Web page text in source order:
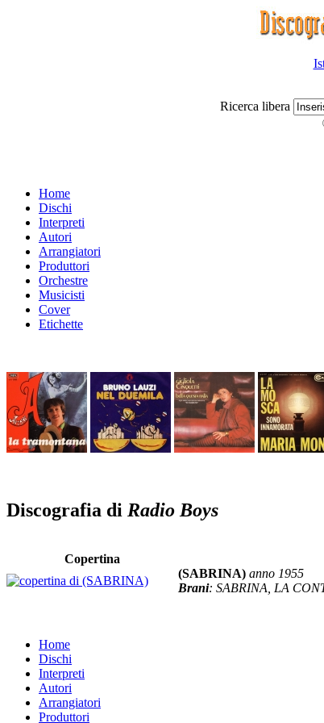
Ricerca libera
Home
Dischi
Interpreti
Autori
Arrangiatori
Produttori
Orchestre
Musicisti
Cover
Etichette
Discografia di Radio Boys
Copertina
(SABRINA) anno 1955
Brani: SABRINA, LA
Home
Dischi
Interpreti
Autori
Arrangiatori
Produttori